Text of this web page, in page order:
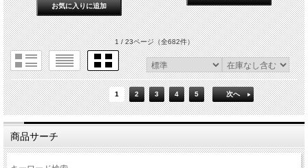
1 / 23ページ（全682件）
1 2 3 4 5 次へ
商品サーチ